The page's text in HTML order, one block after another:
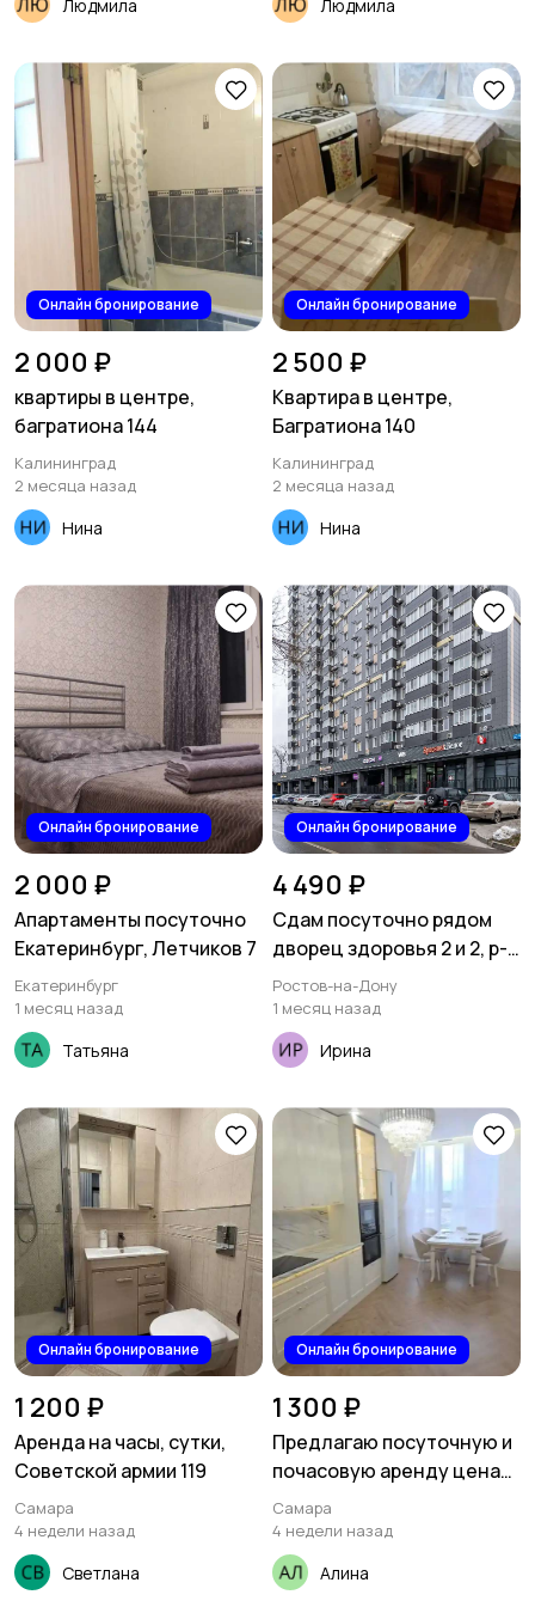
Людмила Людмила
Онлайн бронирование
2 000 ₽
квартиры в центре,
багратиона 144
Калининград
2 месяца назад
Нина
Онлайн бронирование
2 500 ₽
Квартира в центре,
Багратиона 140
Калининград
2 месяца назад
Нина
Онлайн бронирование
2 000 ₽
Апартаменты посуточно
Екатеринбург, Летчиков 7
Екатеринбург
1 месяц назад
Татьяна
Онлайн бронирование
4 490 ₽
Сдам посуточно рядом
дворец здоровья 2 и 2, р-н
Кировский, Россия,
Большая Садовая улица,
56
Ростов-на-Дону
1 месяц назад
Ирина
Онлайн бронирование
1 200 ₽
Аренда на часы, сутки,
Советской армии 119
Самара
4 недели назад
Светлана
Онлайн бронирование
1 300 ₽
Предлагаю посуточную и
почасовую аренду цена
от 350 рублей за час.
Самара
4 недели назад
Алина